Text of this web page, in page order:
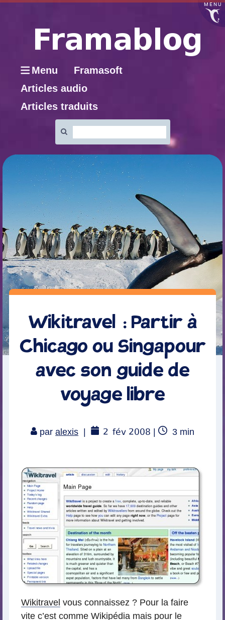
MENU
Menu
Framasoft
Articles audio
Articles traduits
:
Wikitravel : Partir à
Chicago ou Singapour
avec son guide de
voyage libre
paralexis 2 fév 2008
Temps
3min
Wikitravel vous connaissez ? Pour la faire
vite c’est comme Wikipédia mais pour le